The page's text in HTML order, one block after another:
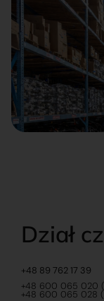
Dział
+48 89 762 17 39
+48 600 065 020
+48 600 065 028